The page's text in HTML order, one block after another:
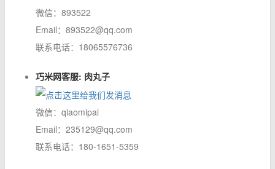
微信：893522
Email：893522@qq.com
联系电话：18065576736
巧米网客服: 肉丸子
微信：qiaomipai
Email：235129@qq.com
联系电话：180-1651-5359